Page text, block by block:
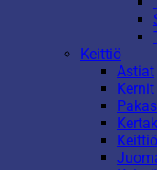
Keittiö
Astiat